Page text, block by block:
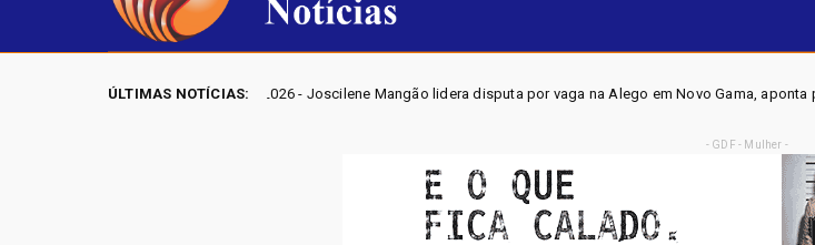
ÚLTIMAS NOTÍCIAS:
ELEIÇÕES GO 2026 - Joscilene Mangão lidera disputa por vaga na Alego em Novo Gama, aponta pesquisa IGAPE
- GDF - Mulher -